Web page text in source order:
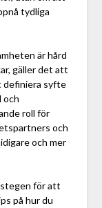
tydliga
är hård
gäller det att
definiera syfte
och
roll för
och
och mer
för att
på hur du